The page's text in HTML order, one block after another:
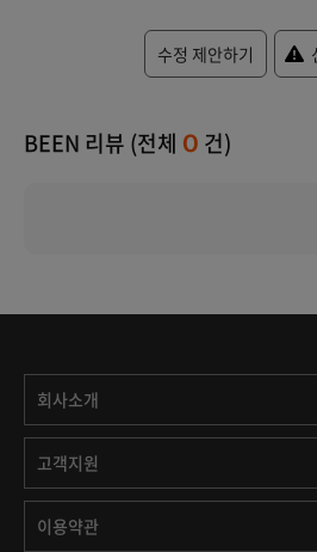
수정 제안하기
BEEN 리뷰 (전체 0 건)
회사소개
고객지원
이용약관